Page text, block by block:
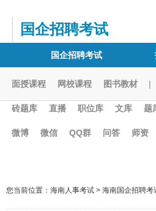
国企招聘考试
国企招聘考试
面授课程 网校课程 图书教材 |
砖题库 直播 职位库 文库 题
微博 微信 QQ群 问答 师资
您当前位置： 海南人事考试 > 海南国企招聘考